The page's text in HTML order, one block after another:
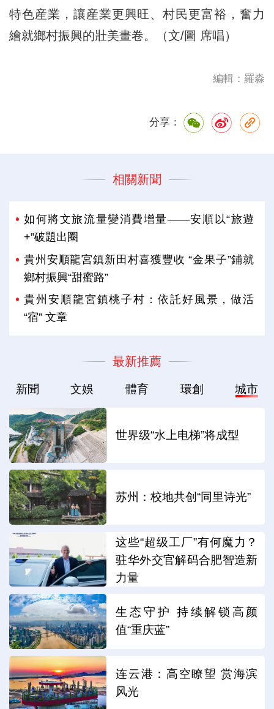
特色産業，讓産業更興旺、村民更富裕，奮力
繪就鄉村振興的壯美畫卷。（文/圖 席唱）
編輯：羅淼
分享：
相關新聞
如何將文旅流量變消費增量——安順以“旅遊
+”破題出圈
貴州安順龍宮鎮新田村喜獲豐收 “金果子”鋪就
鄉村振興“甜蜜路”
貴州安順龍宮鎮桃子村：依託好風景，做活
“宿” 文章
最新推薦
新聞 文娛 體育 環創 城市
世界级“水上电梯”将成型
苏州：校地共创“同里诗光”
这些“超级工厂”有何魔力？
驻华外交官解码合肥智造新
力量
生态守护 持续解锁高颜
值“重庆蓝”
连云港：高空瞭望 赏海滨
风光